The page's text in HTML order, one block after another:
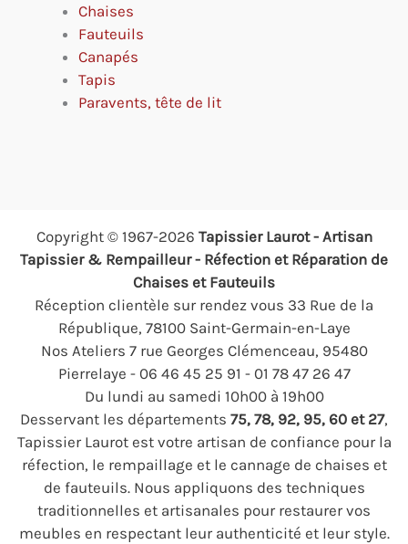
Chaises
Fauteuils
Canapés
Tapis
Paravents, tête de lit
Copyright © 1967-2026 Tapissier Laurot - Artisan
Tapissier & Rempailleur - Réfection et Réparation de
Chaises et Fauteuils
Réception clientèle sur rendez vous 33 Rue de la
République, 78100 Saint-Germain-en-Laye
Nos Ateliers 7 rue Georges Clémenceau, 95480
Pierrelaye - 06 46 45 25 91 - 01 78 47 26 47
Du lundi au samedi 10h00 à 19h00
Desservant les départements 75, 78, 92, 95, 60 et 27,
Tapissier Laurot est votre artisan de confiance pour la
réfection, le rempaillage et le cannage de chaises et
de fauteuils. Nous appliquons des techniques
traditionnelles et artisanales pour restaurer vos
meubles en respectant leur authenticité et leur style.